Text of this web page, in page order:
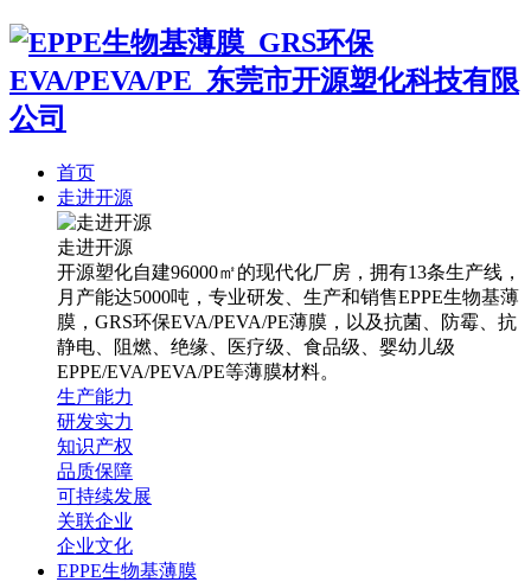
首页
走进开源
走进开源
开源塑化自建96000㎡的现代化厂房，拥有13条生产线，
月产能达5000吨，专业研发、生产和销售EPPE生物基薄
膜，GRS环保EVA/PEVA/PE薄膜，以及抗菌、防霉、抗
静电、阻燃、绝缘、医疗级、食品级、婴幼儿级
EPPE/EVA/PEVA/PE等薄膜材料。
生产能力
研发实力
知识产权
品质保障
可持续发展
关联企业
企业文化
EPPE生物基薄膜